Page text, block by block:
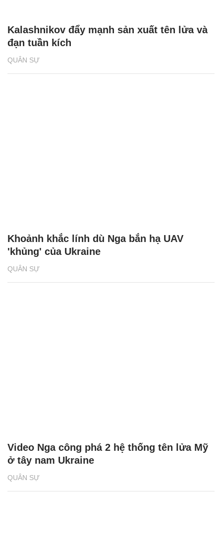
QUÂN SỰ
Kalashnikov đẩy mạnh sản xuất tên lửa và
đạn tuần kích
QUÂN SỰ
Khoảnh khắc lính dù Nga bắn hạ UAV
'khủng' của Ukraine
QUÂN SỰ
Video Nga công phá 2 hệ thống tên lửa Mỹ
ở tây nam Ukraine